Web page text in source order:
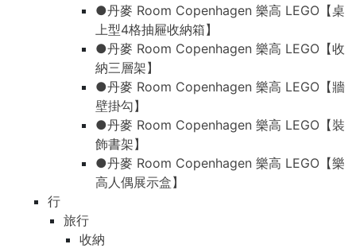
●丹麥 Room Copenhagen 樂高 LEGO【桌
上型4格抽屜收納箱】
●丹麥 Room Copenhagen 樂高 LEGO【收
納三層架】
●丹麥 Room Copenhagen 樂高 LEGO【牆
壁掛勾】
●丹麥 Room Copenhagen 樂高 LEGO【裝
飾書架】
●丹麥 Room Copenhagen 樂高 LEGO【樂
高人偶展示盒】
行
旅行
收納